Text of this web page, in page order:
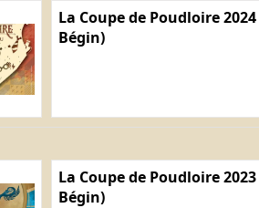
La Coupe de Poudloire
Bégin)
La Coupe de Poudloire
Bégin)